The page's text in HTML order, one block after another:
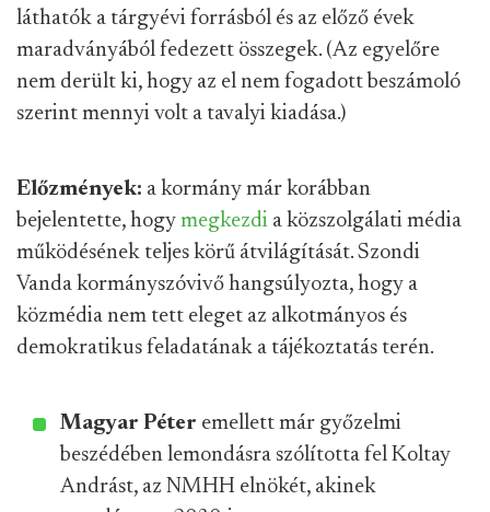
láthatók a tárgyévi forrásból és az előző évek
maradványából fedezett összegek. (Az egyelőre
nem derült ki, hogy az el nem fogadott beszámoló
szerint mennyi volt a tavalyi kiadása.)
Előzmények: a kormány már korábban
bejelentette, hogy megkezdi a közszolgálati média
működésének teljes körű átvilágítását. Szondi
Vanda kormányszóvivő hangsúlyozta, hogy a
közmédia nem tett eleget az alkotmányos és
demokratikus feladatának a tájékoztatás terén.
Magyar Péter emellett már győzelmi
beszédében lemondásra szólította fel Koltay
Andrást, az NMHH elnökét, akinek